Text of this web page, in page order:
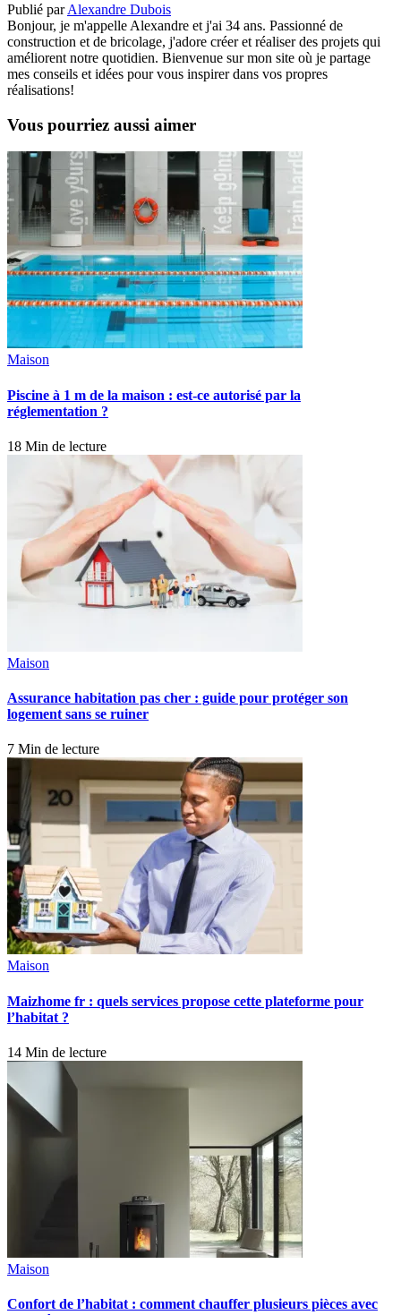
Publié par Alexandre Dubois
Bonjour, je m'appelle Alexandre et j'ai 34 ans. Passionné de
construction et de bricolage, j'adore créer et réaliser des projets qui
améliorent notre quotidien. Bienvenue sur mon site où je partage
mes conseils et idées pour vous inspirer dans vos propres
réalisations!
Vous pourriez aussi aimer
Maison
Piscine à 1 m de la maison : est-ce autorisé par la
réglementation ?
18 Min de lecture
Maison
Assurance habitation pas cher : guide pour protéger son
logement sans se ruiner
7 Min de lecture
Maison
Maizhome fr : quels services propose cette plateforme pour
l’habitat ?
14 Min de lecture
Maison
Confort de l’habitat : comment chauffer plusieurs pièces avec